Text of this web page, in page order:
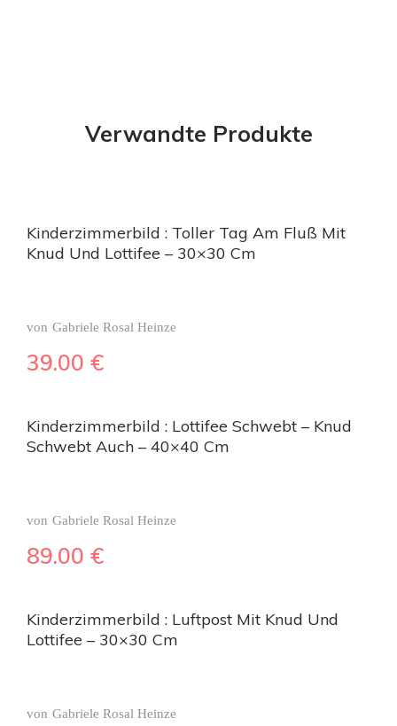
Verwandte Produkte
Kinderzimmerbild : Toller Tag Am Fluß Mit
Knud Und Lottifee – 30×30 Cm
von Gabriele Rosal Heinze
39.00 €
Kinderzimmerbild : Lottifee Schwebt – Knud
Schwebt Auch – 40×40 Cm
von Gabriele Rosal Heinze
89.00 €
Kinderzimmerbild : Luftpost Mit Knud Und
Lottifee – 30×30 Cm
von Gabriele Rosal Heinze